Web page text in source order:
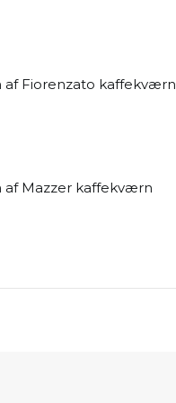
af Fiorenzato kaffekværn
af Mazzer kaffekværn